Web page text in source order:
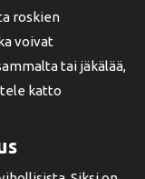
roskien
voivat
tai jäkälää,
katto